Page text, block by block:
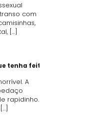
com
[…]
tenha feito sexo oral
A
rapidinho.